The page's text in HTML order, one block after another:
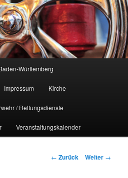
Württemberg
Impressum Kirche
/ Rettungsdienste
Veranstaltungskalender
Beitrags-
← Zurück Weiter →